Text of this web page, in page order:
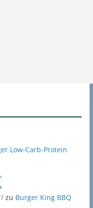
Low-Carb-Protein
zu Burger King BBQ